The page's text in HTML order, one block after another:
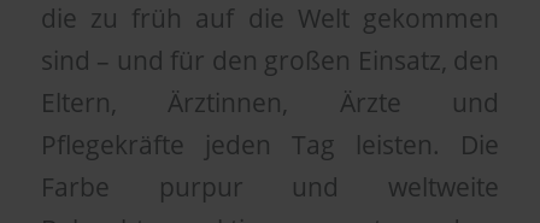
die zu früh auf die Welt gekommen
sind – und für den großen Einsatz, den
Eltern, Ärztinnen, Ärzte und
Pflegekräfte jeden Tag leisten. Die
Farbe purpur und weltweite